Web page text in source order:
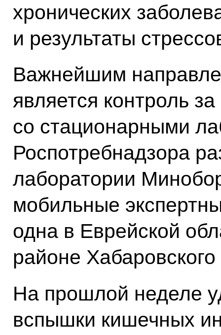
хронических
и результаты
Важнейшим
является контроль
со стационарными
Роспотребнадзора
лаборатории
мобильные
одна в Еврейской
районе Хабаровского
На прошлой неделе
вспышки кишечных